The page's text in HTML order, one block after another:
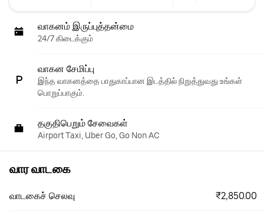
வாகனம் இருப்புத்தன்மை
24/7 கிடைக்கும்
வாகன சேமிப்பு
இந்த வாகனத்தை பாதுகாப்பான இடத்தில் நிறுத்துவது உங்கள்
பொறுப்பாகும்.
தகுதிபெறும் சேவைகள்
Airport Taxi, Uber Go, Go Non AC
வார வாடகை
வாடகைச் செலவு ₹2,850.00